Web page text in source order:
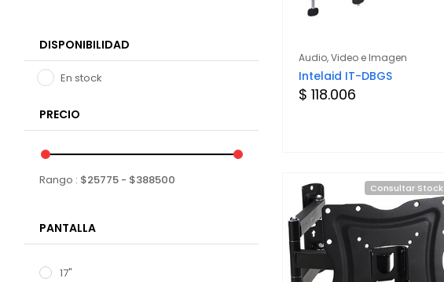
DISPONIBILIDAD
En stock
PRECIO
Rango : $25775 - $388500
PANTALLA
17"
Audio, Video e Imagen
Intelaid IT-DBGS
$ 118.006
Consultar Stock